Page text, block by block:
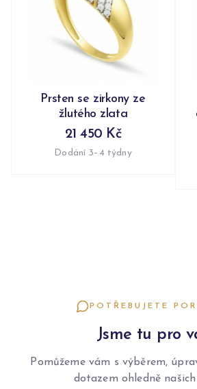
Prsten se zirkony ze
žlutého zlata
21 450 Kč
Dodání 3–4 týdny
POTŘEBUJETE
Jsme tu pro
Pomůžeme vám s výběrem,
dotazem ohledně